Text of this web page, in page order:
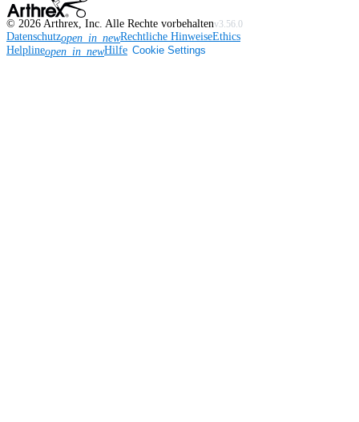
© 2026 Arthrex, Inc. Alle Rechte vorbehaltenv3.56.0
Datenschutzopen_in_newRechtliche HinweiseEthics
Helplineopen_in_newHilfe Cookie Settings